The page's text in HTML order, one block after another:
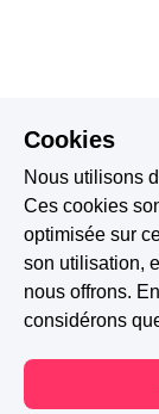
Cookies
Nous utilisons
Ces cookies
optimisée sur
son utilisation,
nous offrons.
considérons